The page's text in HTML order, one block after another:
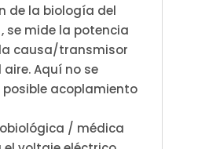
de la biología del
se mide la potencia
causa/transmisor
Aquí no se
acoplamiento
/ médica